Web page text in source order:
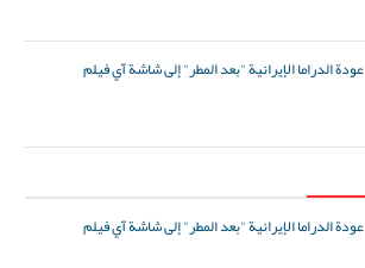
عودة الدراما الإيرانية "بعد المطر" إلى شاشة آي فيلم
عودة الدراما الإيرانية "بعد المطر" إلى شاشة آي فيلم